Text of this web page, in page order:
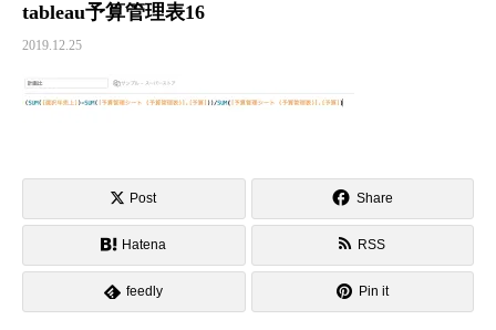
tableau予算管理表16
2019.12.25
Post Share
Hatena RSS
feedly Pin it